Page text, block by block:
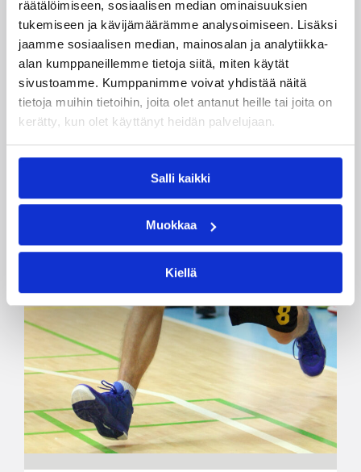
räätälöimiseen, sosiaalisen median ominaisuuksien
tukemiseen ja kävijämäärämme analysoimiseen. Lisäksi
jaamme sosiaalisen median, mainosalan ja analytiikka-
alan kumppaneillemme tietoja siitä, miten käytät
sivustoamme. Kumppanimme voivat yhdistää näitä
tietoja muihin tietoihin, joita olet antanut heille tai joita on
kerätty, kun olet käyttänyt heidän palvelujaan.
Salli kaikki
Muokkaa
Kiellä